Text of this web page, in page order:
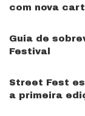
com nova
Guia de
Festival
Street Fest
a primeira